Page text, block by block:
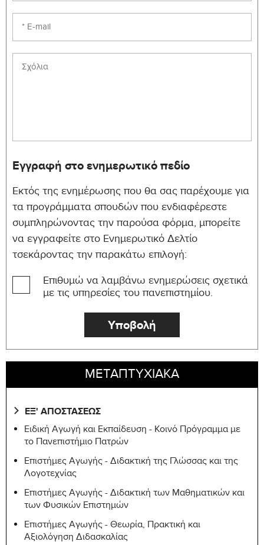
Εγγραφή στο ενημερωτικό πεδίο
Εκτός της ενημέρωσης που θα σας παρέχουμε για
τα προγράμματα σπουδών που ενδιαφέρεστε
συμπληρώνοντας την παρούσα φόρμα, μπορείτε
να εγγραφείτε στο Ενημερωτικό Δελτίο
τσεκάροντας την παρακάτω επιλογή:
Επιθυμώ να λαμβάνω ενημερώσεις σχετικά
με τις υπηρεσίες του πανεπιστημίου.
ΜΕΤΑΠΤΥΧΙΑΚΑ
ΕΞ' ΑΠΟΣΤΑΣΕΩΣ
Ειδική Αγωγή και Εκπαίδευση - Κοινό Πρόγραμμα με
το Πανεπιστήμιο Πατρών
Επιστήμες Αγωγής - Διδακτική της Γλώσσας και της
Λογοτεχνίας
Επιστήμες Αγωγής - Διδακτική των Μαθηματικών και
των Φυσικών Επιστημών
Επιστήμες Αγωγής - Θεωρία, Πρακτική και
Αξιολόγηση Διδασκαλίας